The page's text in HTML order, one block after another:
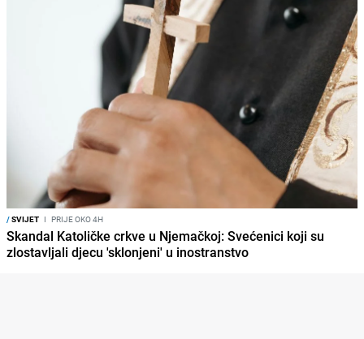
/SVIJET I PRIJE OKO 4H
Skandal Katoličke crkve u Njemačkoj: Svećenici koji su
zlostavljali djecu 'sklonjeni' u inostranstvo